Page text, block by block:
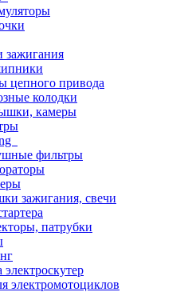
зажигания
цепного привода
колодки
камеры
фильтры
зажигания, свечи
патрубки
электроскутер
электромотоциклов